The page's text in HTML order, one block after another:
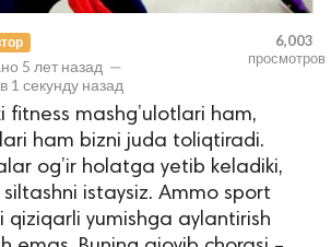
5 лет назад —
1 секунду назад
6,003
просмотров
fitness mashg’ulotlari ham,
ham bizni juda toliqtiradi.
og’ir holatga yetib keladiki,
siltashni istaysiz. Ammo sport
qiziqarli yumishga aylantirish